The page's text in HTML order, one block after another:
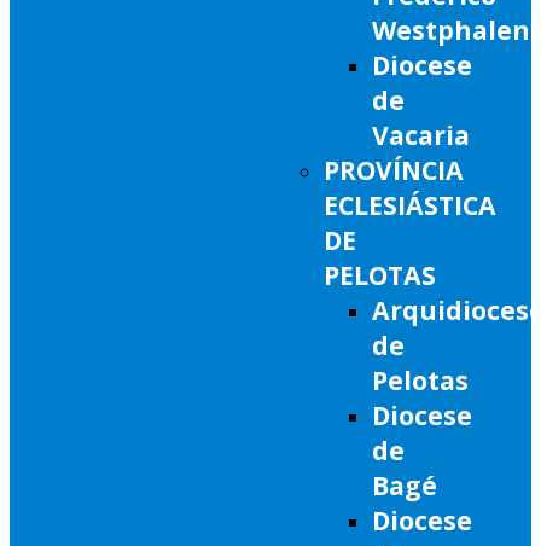
Westphalen
Diocese
de
Vacaria
PROVÍNCIA
ECLESIÁSTICA
DE
PELOTAS
de
Pelotas
Diocese
de
Bagé
Diocese